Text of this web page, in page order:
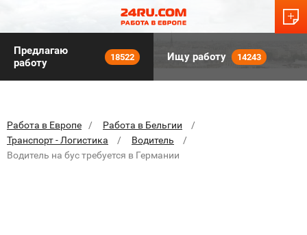
Предлагаю
работу
18522 Ищу работу 14243
Работа в Европе
Работа в Бельгии
Транспорт - Логистика
Водитель
Водитель на бус требуется в Германии